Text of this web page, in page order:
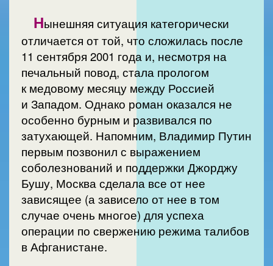
Нынешняя ситуация категорически
отличается от той, что сложилась после
11 сентября 2001 года и, несмотря на
печальный повод, стала прологом
к медовому месяцу между Россией
и Западом. Однако роман оказался не
особенно бурным и развивался по
затухающей. Напомним, Владимир Путин
первым позвонил с выражением
соболезнований и поддержки Джорджу
Бушу, Москва сделала все от нее
зависящее (а зависело от нее в том
случае очень многое) для успеха
операции по свержению режима талибов
в Афганистане.